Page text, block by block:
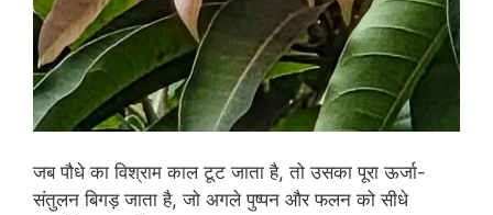
जब पौधे का विश्राम काल टूट जाता है, तो उसका पूरा ऊर्जा-
संतुलन बिगड़ जाता है, जो अगले पुष्पन और फलन को सीधे